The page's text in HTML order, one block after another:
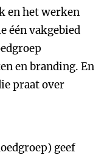
en het werken
één vakgebied
en branding. En
praat over
geef